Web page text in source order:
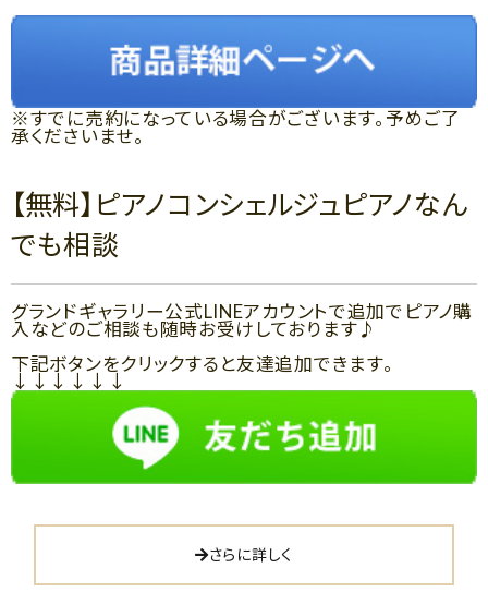
※すでに売約になっている場合がございます。予めご了
承くださいませ。
【無料】ピアノコンシェルジュピアノなん
でも相談
グランドギャラリー公式LINEアカウントで追加でピアノ購
入などのご相談も随時お受けしております♪
下記ボタンをクリックすると友達追加できます。
↓↓↓↓↓↓
さらに詳しく